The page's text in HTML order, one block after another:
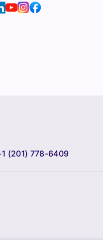
(201) 778-6409